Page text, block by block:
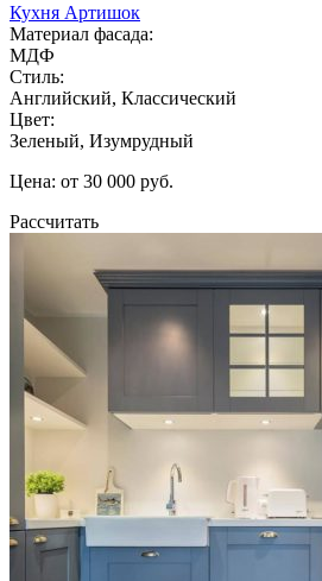
Кухня Артишок
Материал фасада:
МДФ
Стиль:
Английский, Классический
Цвет:
Зеленый, Изумрудный
Цена: от 30 000 руб.
Рассчитать